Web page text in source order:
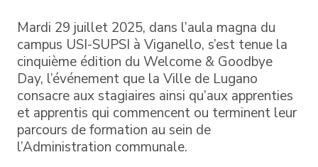
Mardi 29 juillet 2025, dans l’aula magna du
campus USI-SUPSI à Viganello, s’est tenue la
cinquième édition du Welcome & Goodbye
Day, l’événement que la Ville de Lugano
consacre aux stagiaires ainsi qu’aux apprenties
et apprentis qui commencent ou terminent leur
parcours de formation au sein de
l’Administration communale.